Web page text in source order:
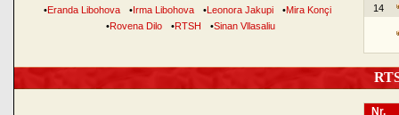
•Eranda Libohova •Irma Libohova •Leonora Jakupi •Mira Konçi
•Rovena Dilo •RTSH •Sinan Vllasaliu
14
Nr.